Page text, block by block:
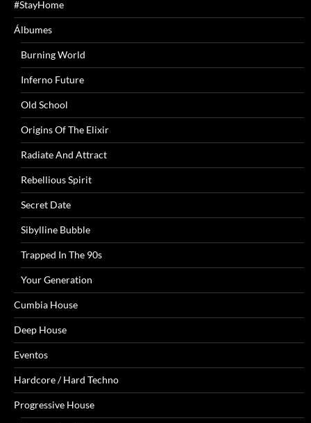
#StayHome
Álbumes
Burning World
Inferno Future
Old School
Origins Of The Elixir
Radiate And Attract
Rebellious Spirit
Secret Date
Sibylline Bubble
Trapped In The 90s
Your Generation
Cumbia House
Deep House
Eventos
Hardcore / Hard Techno
Progressive House